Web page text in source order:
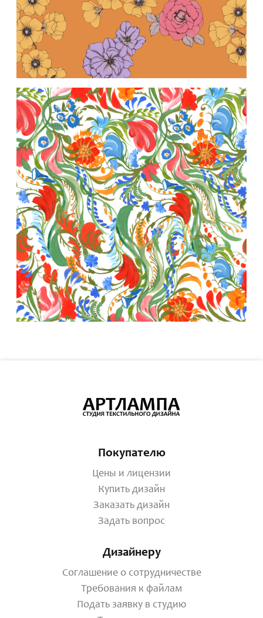
Покупателю
Цены и лицензии
Купить дизайн
Заказать дизайн
Задать вопрос
Дизайнеру
Соглашение о сотрудничестве
Требования к файлам
Подать заявку в студию